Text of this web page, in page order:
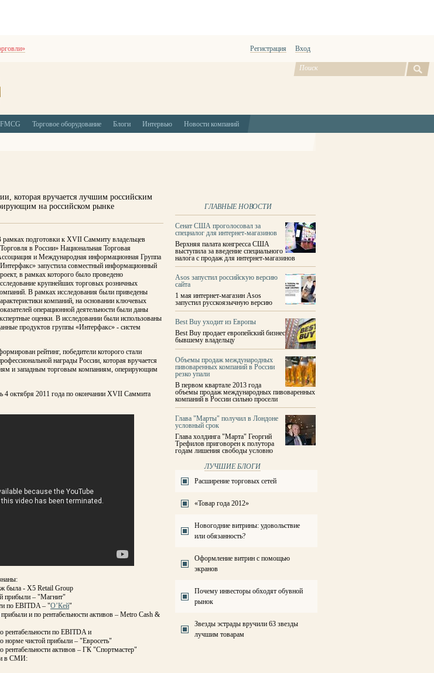
Регистрация Вход
FMCG Торговое оборудование Блоги Интервью Новости компаний
которая вручается лучшим российским
на российском рынке
рамках подготовки к XVII Саммиту владельцев
в России» Национальная Торговая
и Международная информационная Группа
запустила совместный информационный
в рамках которого было проведено
крупнейших торговых розничных
В рамках исследования были приведены
компаний, на основании ключевых
операционной деятельности были даны
оценки. В исследовании были использованы
продуктов группы «Интерфакс» - систем
рейтинг, победители которого стали
награды России, которая вручается
и западным торговым компаниям, оперирующим
4 октября 2011 года по окончании XVII Саммита
была - X5 Retail Group
прибыли – "Магнит"
по EBITDA – "О’Кей"
и по рентабельности активов – Metro Cash &
рентабельности по EBITDA и
норме чистой прибыли – "Евросеть"
рентабельности активов – ГК "Спортмастер"
в СМИ:
ГЛАВНЫЕ НОВОСТИ
Сенат США проголосовал за
спецналог для интернет-магазинов
Верхняя палата конгресса США
выступила за введение специального
налога с продаж для интернет-магазинов
Asos запустил российскую версию
сайта
1 мая интернет-магазин Asos
запустил русскоязычную версию
Best Buy уходит из Европы
Best Buy продает европейский бизнес
бывшему владельцу
Объемы продаж международных
пивоваренных компаний в России
резко упали
В первом квартале 2013 года
объемы продаж международных пивоваренных
компаний в России сильно просели
Глава "Марты" получил в Лондоне
условный срок
Глава холдинга "Марта" Георгий
Трефилов приговорен к полутора
годам лишения свободы условно
ЛУЧШИЕ БЛОГИ
Расширение торговых сетей
«Товар года 2012»
Новогодние витрины: удовольствие
или обязанность?
Оформление витрин с помощью
экранов
Почему инвесторы обходят обувной
рынок
Звезды эстрады вручили 63 звезды
лучшим товарам